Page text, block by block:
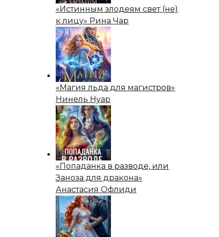
«Истинным злодеям свет (не)
к лицу» Рина Чар
«Магия льда для магистров»
Нинель Нуар
«Попаданка в разводе, или
Заноза для дракона»
Анастасия Офлиди